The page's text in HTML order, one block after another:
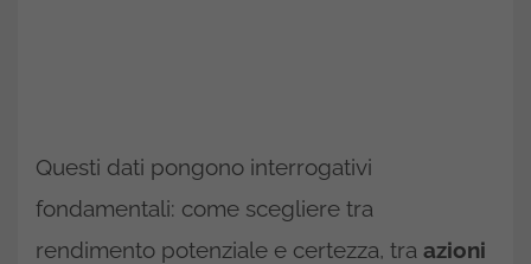
Questi dati pongono interrogativi
fondamentali: come scegliere tra
rendimento potenziale e certezza, tra azioni